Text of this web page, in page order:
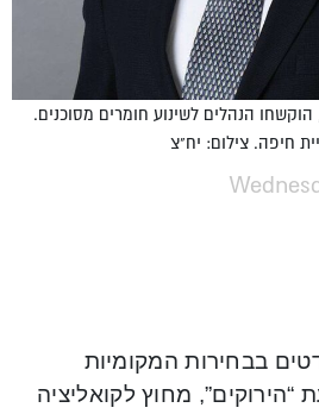
הנהלים לשינוע חומרים מסוכנים.
חיפה. צילום: יח"צ
שקיבלה 4 מנדטים בבחירות המקומיות
“הירוקים”, מחוץ לקואליציה